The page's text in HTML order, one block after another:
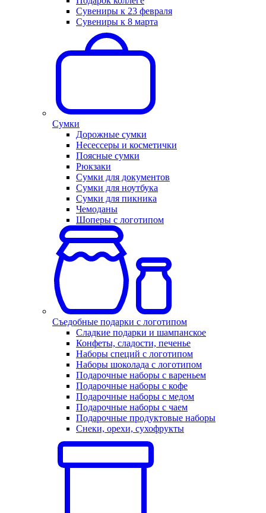
Сувениры к 23 февраля
Сувениры к 8 марта
Сумки
Дорожные сумки
Несессеры и косметички
Поясные сумки
Рюкзаки
Сумки для документов
Сумки для ноутбука
Сумки для пикника
Чемоданы
Шоперы с логотипом
Съедобные подарки с логотипом
Сладкие подарки и шампанское
Конфеты, сладости, печенье
Наборы специй с логотипом
Наборы шоколада с логотипом
Подарочные наборы с вареньем
Подарочные наборы с кофе
Подарочные наборы с медом
Подарочные наборы с чаем
Подарочные продуктовые наборы
Снеки, орехи, сухофрукты